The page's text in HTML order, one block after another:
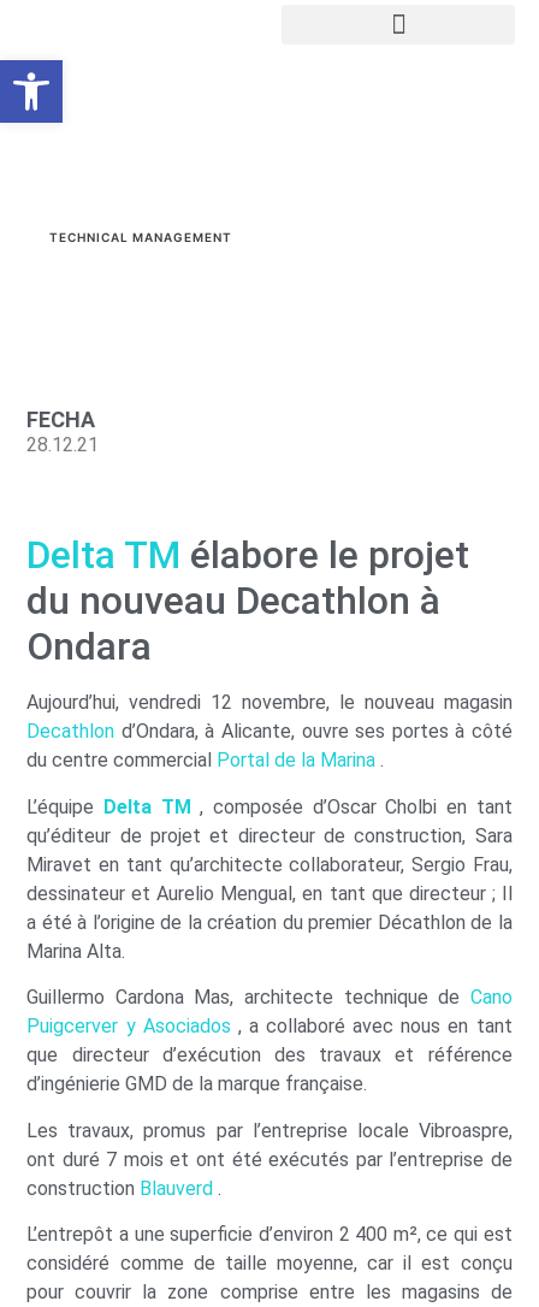
TECHNICAL MANAGEMENT
FECHA
28.12.21
Delta TM élabore le projet
du nouveau Decathlon à
Ondara
Aujourd’hui, vendredi 12 novembre, le nouveau magasin
Decathlon d’Ondara, à Alicante, ouvre ses portes à côté
du centre commercial Portal de la Marina .
L’équipe Delta TM , composée d’Oscar Cholbi en tant
qu’éditeur de projet et directeur de construction, Sara
Miravet en tant qu’architecte collaborateur, Sergio Frau,
dessinateur et Aurelio Mengual, en tant que directeur ; Il
a été à l’origine de la création du premier Décathlon de la
Marina Alta.
Guillermo Cardona Mas, architecte technique de Cano
Puigcerver y Asociados , a collaboré avec nous en tant
que directeur d’exécution des travaux et référence
d’ingénierie GMD de la marque française.
Les travaux, promus par l’entreprise locale Vibroaspre,
ont duré 7 mois et ont été exécutés par l’entreprise de
construction Blauverd .
L’entrepôt a une superficie d’environ 2 400 m², ce qui est
considéré comme de taille moyenne, car il est conçu
pour couvrir la zone comprise entre les magasins de
Ouvrir la barre d’outils